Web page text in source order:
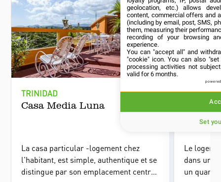
TRINIDAD
Casa Media Luna
La casa particular -logement chez
l'habitant, est simple, authentique et se
distingue par son emplacement central
Casa
Le
dans une
un
geolocation, etc.) allows
content, commercial offers and
(including by email, post, SMS,
them, measuring their
recording of your browsing
experience.
You can "accept all" and
"cookie" icon. You can also
processing activities not
valid for 6 months.
Set